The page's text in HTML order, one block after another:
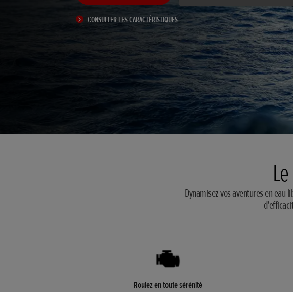
CONSULTER LES CARACTÉRISTIQUES
Dynamisez vos aventures en eau
Roulez en toute sérénité